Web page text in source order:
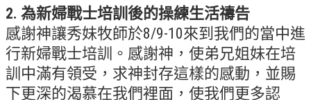
成人牧區
和平小組
良善小組
溫柔小組
2. 為新婦戰士培訓後的操練生活禱告
感謝神讓秀妹牧師於8/9-10來到我們的當中進
行新婦戰士培訓。感謝神，使弟兄姐妹在培
訓中滿有領受，求神封存這樣的感動，並賜
下更深的渴慕在我們裡面，使我們更多認